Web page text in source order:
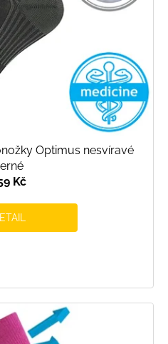
Optimus nesvíravé
Kč